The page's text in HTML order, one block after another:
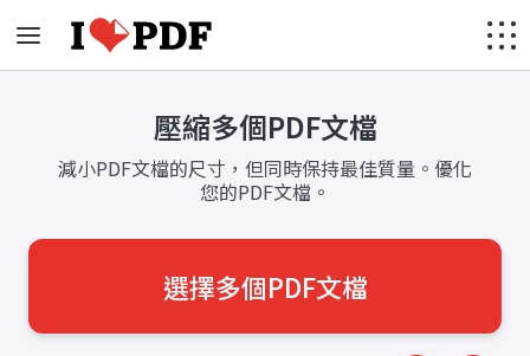
壓縮多個PDF文檔
減小PDF文檔的尺寸，但同時保持最佳質量。優化
您的PDF文檔。
選擇多個PDF文檔